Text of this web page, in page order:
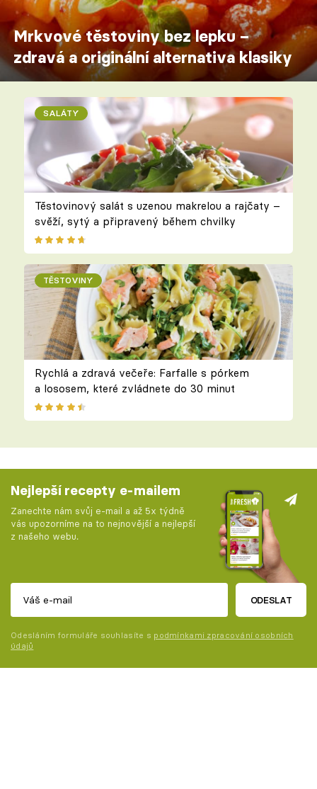
Mrkvové těstoviny bez lepku –
zdravá a originální alternativa klasiky
SALÁTY
Těstovinový salát s uzenou makrelou a rajčaty –
svěží, sytý a připravený během chvilky
TĚSTOVINY
Rychlá a zdravá večeře: Farfalle s pórkem
a lososem, které zvládnete do 30 minut
Nejlepší recepty e-mailem
Zanechte nám svůj e-mail a až 5x týdně
vás upozorníme na to nejnovější a nejlepší
z našeho webu.
ODESLAT
Odesláním formuláře souhlasíte s podmínkami zpracování osobních
údajů